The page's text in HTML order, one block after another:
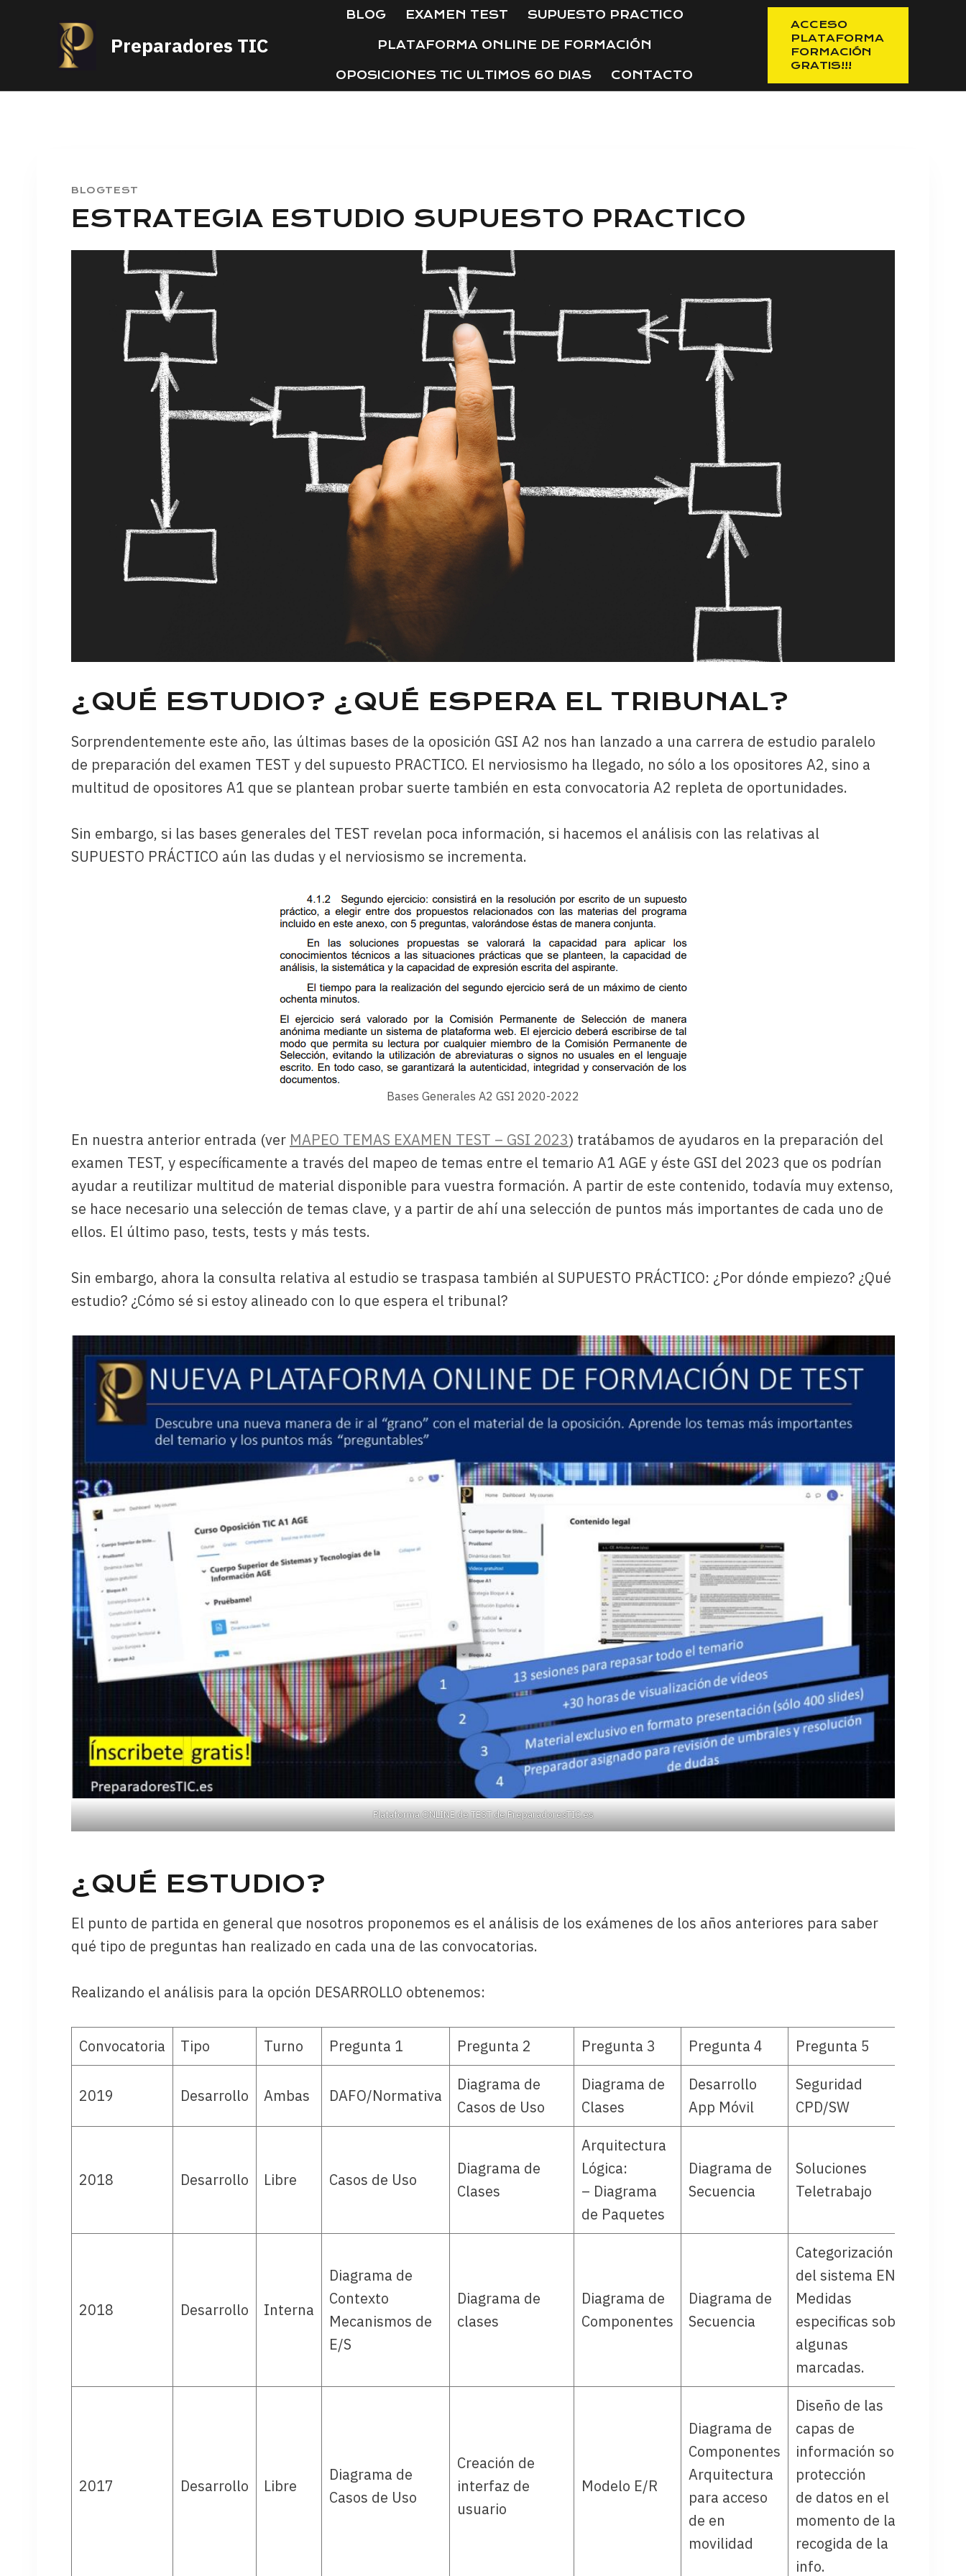
contenido
Preparadores TIC
BLOG EXAMEN TEST SUPUESTO PRACTICO
PLATAFORMA ONLINE DE FORMACIÓN
OPOSICIONES TIC ULTIMOS 60 DIAS CONTACTO
ACCESO
PLATAFORMA
FORMACIÓN
GRATIS!!!
BLOGTEST
ESTRATEGIA ESTUDIO SUPUESTO PRACTICO
¿QUÉ ESTUDIO? ¿QUÉ ESPERA EL TRIBUNAL?
Sorprendentemente este año, las últimas bases de la oposición GSI A2 nos han lanzado a una carrera de estudio paralelo
de preparación del examen TEST y del supuesto PRACTICO. El nerviosismo ha llegado, no sólo a los opositores A2, sino a
multitud de opositores A1 que se plantean probar suerte también en esta convocatoria A2 repleta de oportunidades.
Sin embargo, si las bases generales del TEST revelan poca información, si hacemos el análisis con las relativas al
SUPUESTO PRÁCTICO aún las dudas y el nerviosismo se incrementa.
Bases Generales A2 GSI 2020-2022
En nuestra anterior entrada (ver MAPEO TEMAS EXAMEN TEST – GSI 2023) tratábamos de ayudaros en la preparación del
examen TEST, y específicamente a través del mapeo de temas entre el temario A1 AGE y éste GSI del 2023 que os podrían
ayudar a reutilizar multitud de material disponible para vuestra formación. A partir de este contenido, todavía muy extenso,
se hace necesario una selección de temas clave, y a partir de ahí una selección de puntos más importantes de cada uno de
ellos. El último paso, tests, tests y más tests.
Sin embargo, ahora la consulta relativa al estudio se traspasa también al SUPUESTO PRÁCTICO: ¿Por dónde empiezo? ¿Qué
estudio? ¿Cómo sé si estoy alineado con lo que espera el tribunal?
Plataforma ONLINE de TEST de PreparadoresTIC.es
¿QUÉ ESTUDIO?
El punto de partida en general que nosotros proponemos es el análisis de los exámenes de los años anteriores para saber
qué tipo de preguntas han realizado en cada una de las convocatorias.
Realizando el análisis para la opción DESARROLLO obtenemos:
Convocatoria Tipo Turno Pregunta 1 Pregunta 2 Pregunta 3 Pregunta 4 Pregunta 5
2019 Desarrollo Ambas DAFO/Normativa
Diagrama de
Casos de Uso
Diagrama de
Clases
Desarrollo
App Móvil
Seguridad
CPD/SW
2018 Desarrollo Libre Casos de Uso
Diagrama de
Clases
Arquitectura
Lógica:
– Diagrama
de Paquetes
Diagrama de
Secuencia
Soluciones
Teletrabajo
2018 Desarrollo Interna
Diagrama de
Contexto
Mecanismos de
E/S
Diagrama de
clases
Diagrama de
Componentes
Diagrama de
Secuencia
Categorización
del sistema ENS.
Medidas
especificas sobre
algunas
marcadas.
2017 Desarrollo Libre
Diagrama de
Casos de Uso
Creación de
interfaz de
usuario
Modelo E/R
Diagrama de
Componentes
Arquitectura
para acceso
de en
movilidad
Diseño de las
capas de
información sobre
protección
de datos en el
momento de la
recogida de la
info.